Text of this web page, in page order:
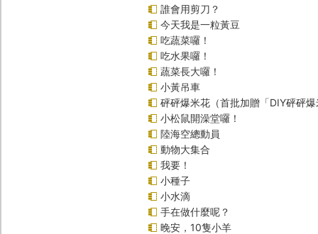
誰會用剪刀？
今天我是一粒黃豆
吃蔬菜囉！
吃水果囉！
蔬菜長大囉！
小黃吊車
砰砰爆米花（首批加贈「DIY砰砰
小松鼠開澡堂囉！
陸海空總動員
動物大集合
我要！
小種子
小水滴
手在做什麼呢？
晚安，10隻小羊